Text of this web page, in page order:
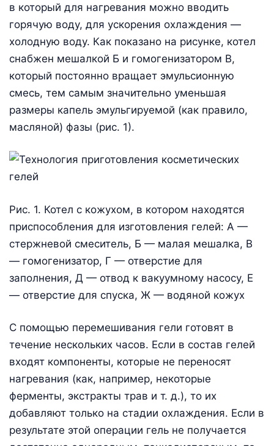
в который для нагревания можно вводить
горячую воду, для ускорения охлаждения —
холодную воду. Как показано на рисунке, котел
снабжен мешалкой Б и гомогенизатором В,
который постоянно вращает эмульсионную
смесь, тем самым значительно уменьшая
размеры капель эмульгируемой (как правило,
масляной) фазы (рис. 1).
Рис. 1. Котел с кожухом, в котором находятся
приспособления для изготовления гелей: А —
стержневой смеситель, Б — малая мешалка, В
— гомогенизатор, Г — отверстие для
заполнения, Д — отвод к вакуумному насосу, Е
— отверстие для спуска, Ж — водяной кожух
С помощью перемешивания гели готовят в
течение нескольких часов. Если в состав гелей
входят компоненты, которые не переносят
нагревания (как, например, некоторые
ферменты, экстракты трав и т. д.), то их
добавляют только на стадии охлаждения. Если в
результате этой операции гель не получается